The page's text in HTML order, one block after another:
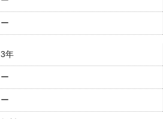
ー
3年
ー
ー